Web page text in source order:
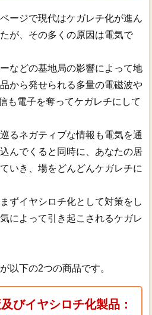
ージで現代はケガレチ化が進ん
が、その多くの原因は電気で
などの基地局の影響によって地
から発せられる多量の電磁波や
も電子を奪ってケガレチにして
るネガティブな情報も電気を通
んでくると同時に、あなたの居
いき、場をどんどんケガレチに
ずイヤシロチ化として対策をし
によって引き起こされるケガレ
以下の2つの商品です。
びイヤシロチ化製品：